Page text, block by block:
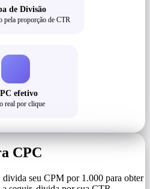
de Divisão
proporção de CTR
efetivo
real por clique
CPC
seu CPM por 1.000 para obter